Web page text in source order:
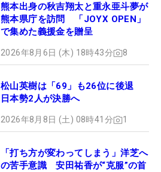
熊本出身の秋吉翔太と重永亜斗夢が
熊本県庁を訪問 「JOYX OPEN」
で集めた義援金を贈呈
2026年8月6日 (木) 18時43分 8
松山英樹は「69」も26位に後退
日本勢2人が決勝へ
2026年8月8日 (土) 08時41分 1
「打ち方が変わってしまう」洋芝へ
の苦手意識 安田祐香が“克服”の首